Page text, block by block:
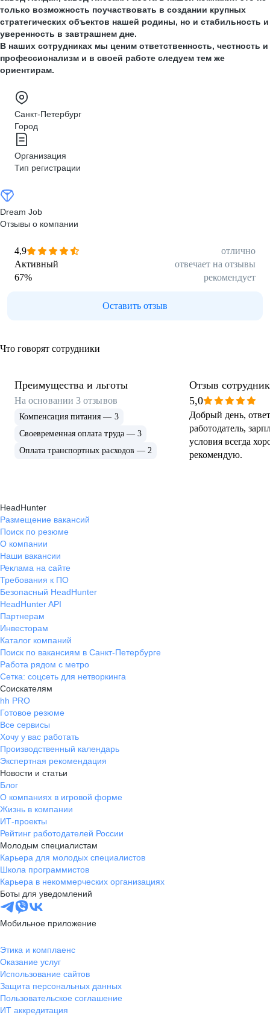
только возможность поучаствовать в создании крупных
стратегических объектов нашей родины, но и стабильность и
уверенность в завтрашнем дне.
В наших сотрудниках мы ценим ответственность, честность и
профессионализм и в своей работе следуем тем же
ориентирам.
Санкт-Петербург
Город
Организация
Тип регистрации
Dream Job
Отзывы о компании
4,9
отлично
Активный
отвечает на отзывы
67% рекомендует
Оставить отзыв
Что говорят сотрудники
Преимущества и льготы
На основании3 отзывов
Компенсация питания — 3
Своевременная оплата труда — 3
Оплата транспортных расходов — 2
Отзыв
5,0
Добрый день,
работодатель,
условия всегда
рекомендую.
HeadHunter
Размещение вакансий
Поиск по резюме
О компании
Наши вакансии
Реклама на сайте
Требования к ПО
Безопасный HeadHunter
HeadHunter API
Партнерам
Инвесторам
Каталог компаний
Поиск по вакансиям в Санкт-Петербурге
Работа рядом с метро
Сетка: соцсеть для нетворкинга
Соискателям
hh PRO
Готовое резюме
Все сервисы
Хочу у вас работать
Производственный календарь
Экспертная рекомендация
Новости и статьи
Блог
О компаниях в игровой форме
Жизнь в компании
ИТ-проекты
Рейтинг работодателей России
Молодым специалистам
Карьера для молодых специалистов
Школа программистов
Карьера в некоммерческих организациях
Боты для уведомлений
Мобильное приложение
Этика и комплаенс
Оказание услуг
Использование сайтов
Защита персональных данных
Пользовательское соглашение
ИТ аккредитация